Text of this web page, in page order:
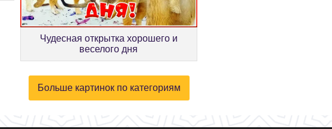
Чудесная открытка хорошего и
веселого дня
Больше картинок по категориям